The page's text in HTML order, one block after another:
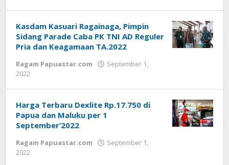
:
Papua
Star
Kasdam Kasuari Ragainaga, Pimpin
Sidang Parade Caba PK TNI AD Reguler
Pria dan Keagamaan TA.2022
Ragam Papuastar.com
September 1,
2022
:
Papua
Star
Harga Terbaru Dexlite Rp.17.750 di
Papua dan Maluku per 1
September’2022
Ragam Papuastar.com
September 1,
2022